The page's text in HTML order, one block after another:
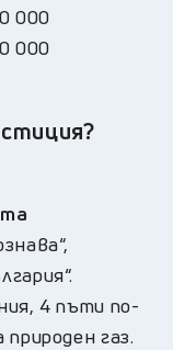
000
000
4 пъти по-
газ.